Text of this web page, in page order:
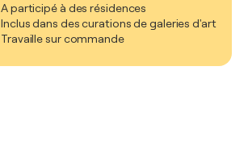
A participé à des résidences
Inclus dans des curations de galeries d'art
Travaille sur commande